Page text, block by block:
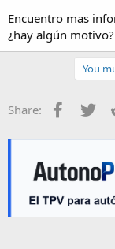
Encuentro mas
¿hay algún
You
Share: